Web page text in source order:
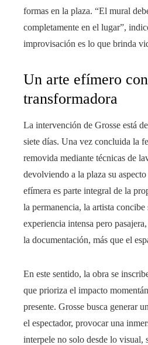
formas en la plaza. “El mural
completamente en el lugar”,
improvisación es lo que brinda
Un arte efímero
transformadora
La intervención de Grosse está
siete días. Una vez concluida la
removida mediante técnicas de
devolviendo a la plaza su
efímera es parte integral de la
la permanencia, la artista concibe
experiencia intensa pero
la documentación, más que el
En este sentido, la obra se
que prioriza el impacto
presente. Grosse busca generar
el espectador, provocar una
interpele no solo desde lo visual,